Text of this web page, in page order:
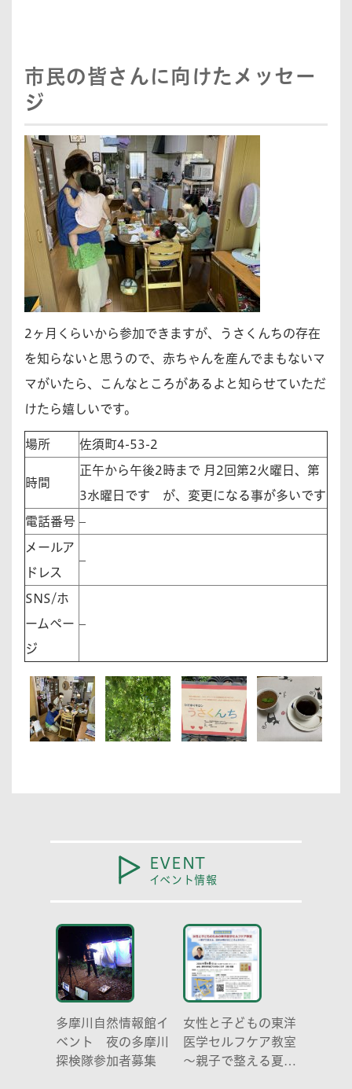
市民の皆さんに向けたメッセー
ジ
2ヶ月くらいから参加できますが、うさくんちの存在
を知らないと思うので、赤ちゃんを産んでまもないマ
マがいたら、こんなところがあるよと知らせていただ
けたら嬉しいです。
場所 佐須町4-53-2
時間
正午から午後2時まで 月2回第2火曜日、第
3水曜日です が、変更になる事が多いです
電話番号 –
メールア
ドレス
–
SNS/ホ
ームペー
ジ
–
EVENT
イベント情報
多摩川自然情報館イ
ベント 夜の多摩川
探検隊参加者募集
女性と子どもの東洋
医学セルフケア教室
～親子で整える夏休